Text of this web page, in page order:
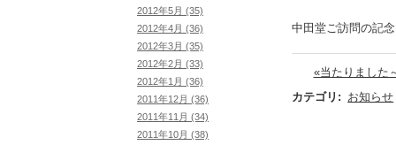
中田堂ご訪問の記
«当たりました
カテゴリ : お知らせ
2012年5月 (35)
2012年4月 (36)
2012年3月 (35)
2012年2月 (33)
2012年1月 (36)
2011年12月 (36)
2011年11月 (34)
2011年10月 (38)